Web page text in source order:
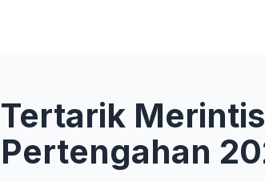
Tertarik
Pertengahan